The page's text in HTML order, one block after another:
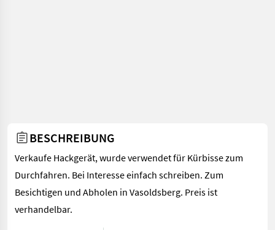
BESCHREIBUNG
Verkaufe Hackgerät, wurde verwendet für Kürbisse zum
Durchfahren. Bei Interesse einfach schreiben. Zum
Besichtigen und Abholen in Vasoldsberg. Preis ist
verhandelbar.